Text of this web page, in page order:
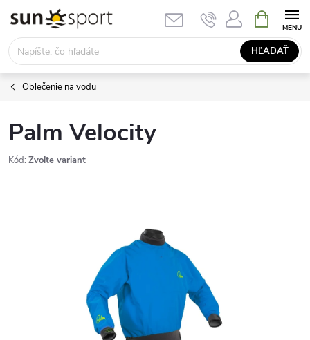
obsah
HĽADAŤ
KOŠÍK
Oblečenie na vodu
Palm Velocity
Kód: Zvoľte variant